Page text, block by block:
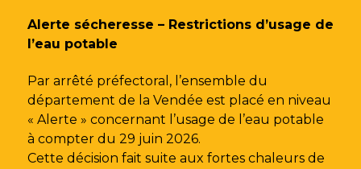
Alerte sécheresse – Restrictions d’usage de
l’eau potable
Par arrêté préfectoral, l’ensemble du
département de la Vendée est placé en niveau
« Alerte » concernant l’usage de l’eau potable
à compter du 29 juin 2026.
Cette décision fait suite aux fortes chaleurs de